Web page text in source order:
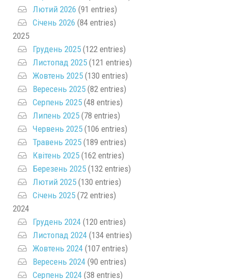
Лютий 2026 (91 entries)
Січень 2026 (84 entries)
2025
Грудень 2025 (122 entries)
Листопад 2025 (121 entries)
Жовтень 2025 (130 entries)
Вересень 2025 (82 entries)
Серпень 2025 (48 entries)
Липень 2025 (78 entries)
Червень 2025 (106 entries)
Травень 2025 (189 entries)
Квітень 2025 (162 entries)
Березень 2025 (132 entries)
Лютий 2025 (130 entries)
Січень 2025 (72 entries)
2024
Грудень 2024 (120 entries)
Листопад 2024 (134 entries)
Жовтень 2024 (107 entries)
Вересень 2024 (90 entries)
Серпень 2024 (38 entries)